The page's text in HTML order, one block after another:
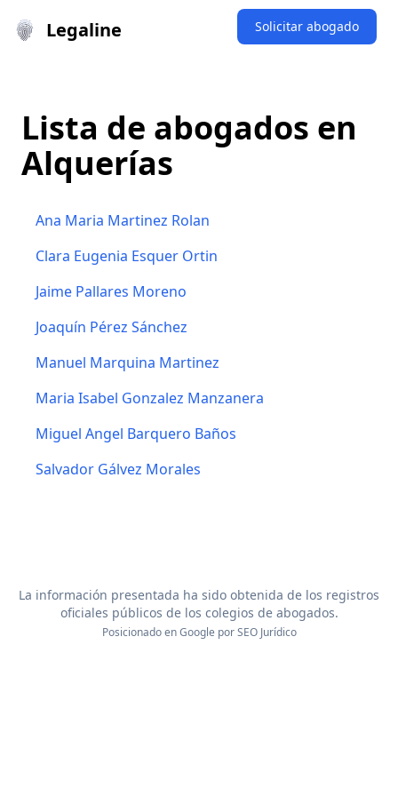
Legaline Solicitar abogado
Lista de abogados en
Alquerías
Ana Maria Martinez Rolan
Clara Eugenia Esquer Ortin
Jaime Pallares Moreno
Joaquín Pérez Sánchez
Manuel Marquina Martinez
Maria Isabel Gonzalez Manzanera
Miguel Angel Barquero Baños
Salvador Gálvez Morales
La información presentada ha sido obtenida de los registros
oficiales públicos de los colegios de abogados.
Posicionado en Google porSEO Jurídico